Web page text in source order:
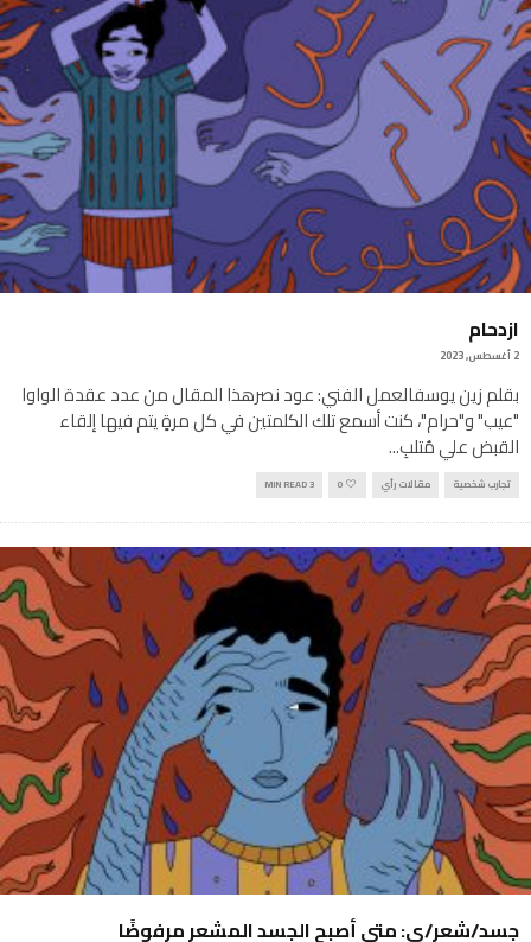
ازدحام
2 أغسطس, 2023
بقلم زين يوسفالعمل الفني: عود نصرهذا المقال من عدد عقدة الواوا
"عيب" و"حرام"، كنت أسمع تلك الكلمتين في كل مرةٍ يتم فيها إلقاء
القبض علي مُتلبِ...
تجارب شخصية مقالات رأي 0
3 MIN READ
جسد/شعر/يِ: متى أصبح الجسد المشعر مرفوضًا